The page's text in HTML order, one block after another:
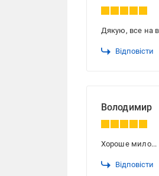
Дякую, все на
Відповісти
Володимир
Хороше мило...
Відповісти